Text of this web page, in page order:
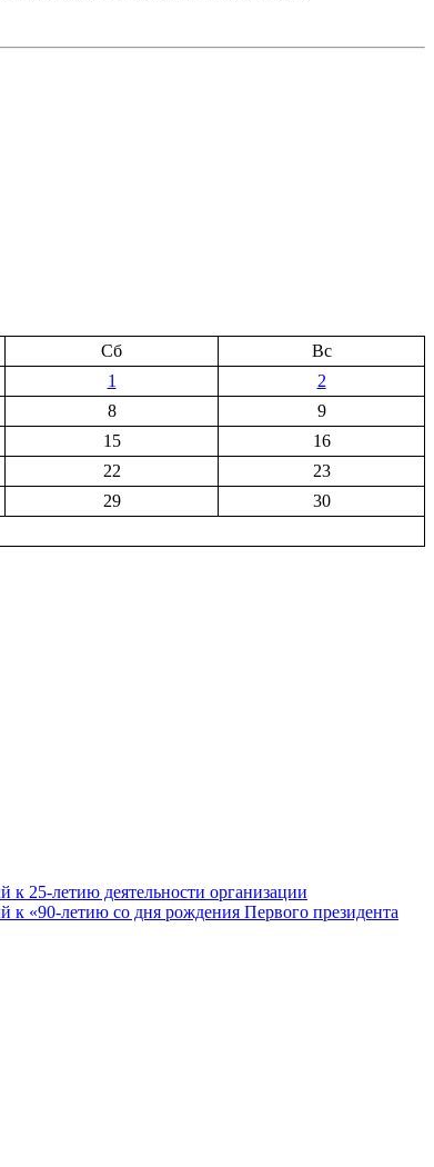
Сб
Вс
1
2
8
9
15
16
22
23
29
30
25-летию деятельности организации
«90-летию со дня рождения Первого президента